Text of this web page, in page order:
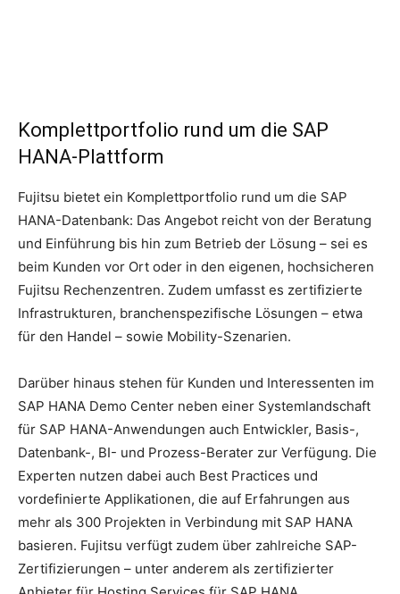
Komplettportfolio rund um die SAP
HANA-Plattform
Fujitsu bietet ein Komplettportfolio rund um die SAP
HANA-Datenbank: Das Angebot reicht von der Beratung
und Einführung bis hin zum Betrieb der Lösung – sei es
beim Kunden vor Ort oder in den eigenen, hochsicheren
Fujitsu Rechenzentren. Zudem umfasst es zertifizierte
Infrastrukturen, branchenspezifische Lösungen – etwa
für den Handel – sowie Mobility-Szenarien.
Darüber hinaus stehen für Kunden und Interessenten im
SAP HANA Demo Center neben einer Systemlandschaft
für SAP HANA-Anwendungen auch Entwickler, Basis-,
Datenbank-, BI- und Prozess-Berater zur Verfügung. Die
Experten nutzen dabei auch Best Practices und
vordefinierte Applikationen, die auf Erfahrungen aus
mehr als 300 Projekten in Verbindung mit SAP HANA
basieren. Fujitsu verfügt zudem über zahlreiche SAP-
Zertifizierungen – unter anderem als zertifizierter